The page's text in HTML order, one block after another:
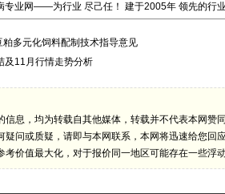
业网——为行业 尽己任！ 建于2005年 领先的行
粕多元化饲料配制技术指导意见
及11月行情走势分析
信息，均为转载自其他媒体，转载并不代表本网赞
疑问或质疑，请即与本网联系，本网将迅速给您回
考价值最大化，对于报价同一地区可能存在一些浮